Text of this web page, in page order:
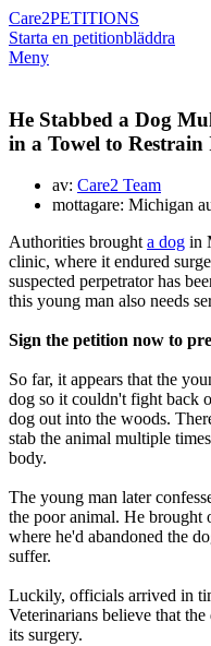
Care2PETITIONS
Starta en petitionbläddra
Meny
He Stabbed a Dog
in a Towel to
av: Care2 Team
mottagare: Michigan
Authorities broughta dog in
clinic, where it endured
suspected perpetrator has
this young man also needs
Sign the petition now to
So far, it appears that the
dog so it couldn't fight back
dog out into the woods.
stab the animal multiple
body.
The young man later
the poor animal. He brought
where he'd abandoned the
suffer.
Luckily, officials arrived in
Veterinarians believe that
its surgery.